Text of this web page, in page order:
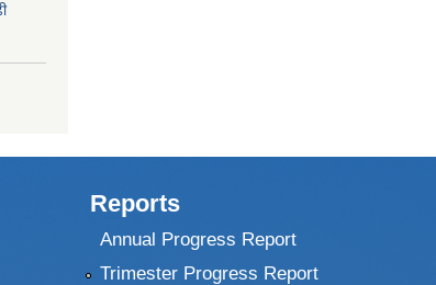
Reports
Annual Progress Report
Trimester Progress Report